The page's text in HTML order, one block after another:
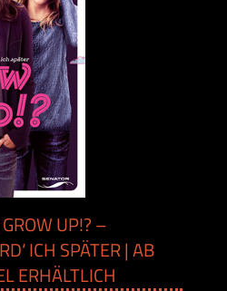
UP!? –
ICH SPÄTER | AB
ERHÄLTLICH